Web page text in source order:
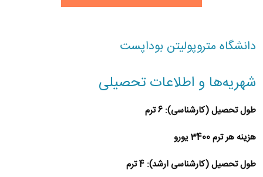
دانشگاه متروپولیتن بوداپست
شهریه‌ها و اطلاعات تحصیلی
طول تحصیل (کارشناسی): 6 ترم
هزینه هر ترم 3400 یورو
طول تحصیل (کارشناسی ارشد): 4 ترم